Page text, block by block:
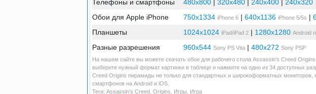
Телефоны и смартфоны
480x800 | 320x480 | 240x400 | 240x320
Обои для Apple iPhone
750x1334 iPhone 6 | 640x1136 iPhone 5/5s |
Планшеты 1024x1024 iPad/iPad 2 | 1280x1280 Android
Разные разрешения 960x544 Sony PS Vita | 480x272 Sony PSP
На нашем сайте вы можете скачать обои для рабочего стола Assassin’s Creed
выберите нужный формат картинки в таблице и нажмите на одно из 34 доступных
Creed Origins пирамиды не только для стандартных и широкоформатных мониторов,
смартфонов на Android и iOS.
Теги: Assassin’s Creed Origins Игры Игра